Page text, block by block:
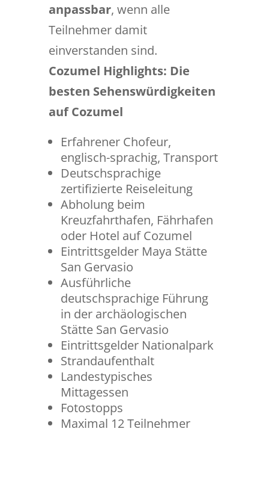
anpassbar, wenn alle
Teilnehmer damit
einverstanden sind.
Cozumel Highlights: Die
besten Sehenswürdigkeiten
auf Cozumel
Erfahrener Chofeur,
englisch-sprachig, Transport
Deutschsprachige
zertifizierte Reiseleitung
Abholung beim
Kreuzfahrthafen, Fährhafen
oder Hotel auf Cozumel
Eintrittsgelder Maya Stätte
San Gervasio
Ausführliche
deutschsprachige Führung
in der archäologischen
Stätte San Gervasio
Eintrittsgelder Nationalpark
Strandaufenthalt
Landestypisches
Mittagessen
Fotostopps
Maximal 12 Teilnehmer